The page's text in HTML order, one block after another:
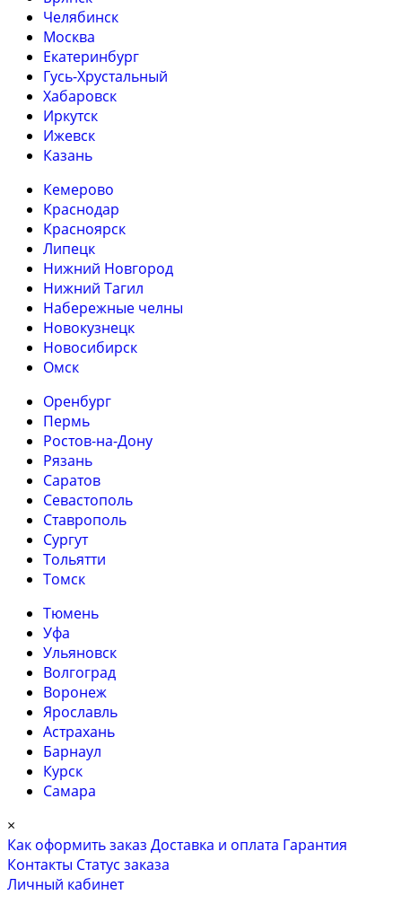
Челябинск
Москва
Екатеринбург
Гусь-Хрустальный
Хабаровск
Иркутск
Ижевск
Казань
Кемерово
Краснодар
Красноярск
Липецк
Нижний Новгород
Нижний Тагил
Набережные челны
Новокузнецк
Новосибирск
Омск
Оренбург
Пермь
Ростов-на-Дону
Рязань
Саратов
Севастополь
Ставрополь
Сургут
Тольятти
Томск
Тюмень
Уфа
Ульяновск
Волгоград
Воронеж
Ярославль
Астрахань
Барнаул
Курск
Самара
×
Как оформить заказ Доставка и оплата Гарантия
Контакты Cтатус заказа
Личный кабинет